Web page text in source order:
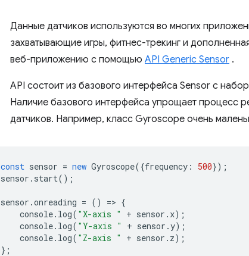
Данные датчиков используются во многих
захватывающие игры, фитнес-трекинг и
веб-приложению с помощью API Generic Sensor .
API состоит из базового интерфейса Sensor с
Наличие базового интерфейса упрощает процесс
датчиков. Например, класс Gyroscope очень
const sensor = new Gyroscope({frequency : 500});
sensor . start();
sensor .onreading = () => {
console. log( "X-axis " + sensor . x);
console. log( "Y-axis " + sensor .y);
console. log( "Z-axis " + sensor . z);
};